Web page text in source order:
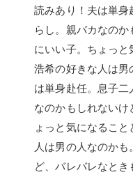
読みあり！夫は単
らし。親バカなの
にいい子。ちょっ
浩希の好きな人は
は単身赴任。息子
なのかもしれない
ょっと気になるこ
人は男の人なのか
ど、バレバレなと